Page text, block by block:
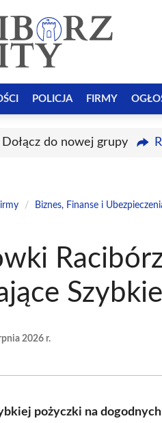
POLICJA FIRMY
Dołącz do nowej grupy
/ Biznes, Finanse i
2026 r.
pożyczki na